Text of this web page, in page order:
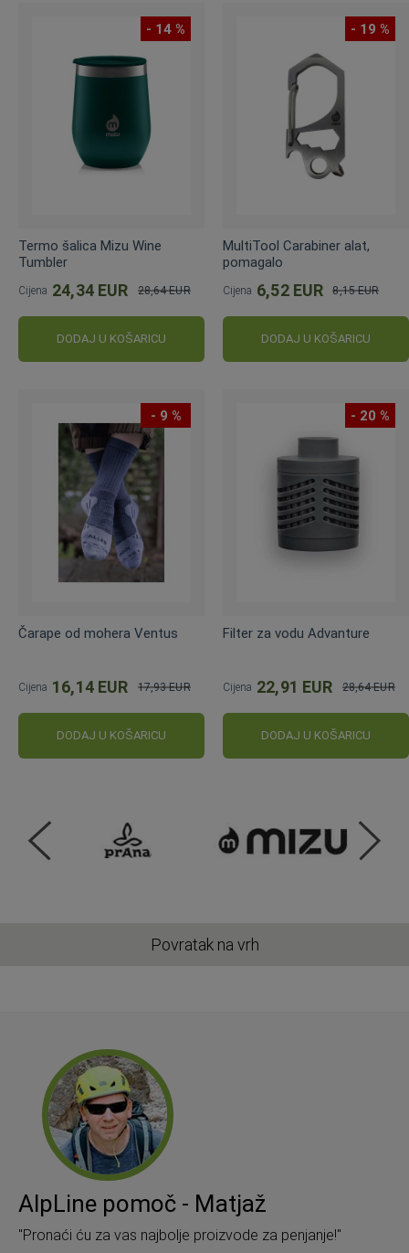
- 14 %
Termo šalica Mizu Wine
Tumbler
Cijena 24,34 EUR
cijena
28,64 EUR
DODAJ U KOŠARICU
- 19 %
MultiTool Carabiner alat,
pomagalo
Cijena 6,52 EUR
cijena
8,15 EUR
DODAJ U KOŠARICU
- 9 %
Čarape od mohera Ventus
Cijena 16,14 EUR
cijena
17,93 EUR
DODAJ U KOŠARICU
- 20 %
Filter za vodu Advanture
Cijena 22,91 EUR
cijena
28,64 EUR
DODAJ U KOŠARICU
Povratak na vrh
AlpLine pomoč - Matjaž
"Pronaći ću za vas najbolje proizvode za penjanje!"